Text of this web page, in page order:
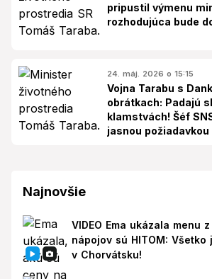
pripustil výmenu
rozhodujúca bude
24. máj. 2026 o 15:15
Vojna Tarabu s
obrátkach: Padajú
klamstvách! Šéf
jasnou požiadavkou
Najnovšie
VIDEO Ema ukázala menu
nápojov sú HITOM:
v Chorvátsku!